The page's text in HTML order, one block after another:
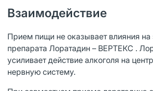
Взаимодействие
Прием пищи не оказывает влияния на
препарата Лоратадин – ВЕРТЕКС .
усиливает действие алкоголя на
нервную систему.